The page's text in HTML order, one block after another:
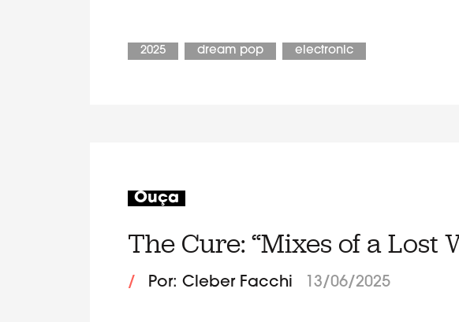
2025 dream pop electronic
Ouça
The Cure: “Mixes of a Lost
/ Por: Cleber Facchi 13/06/2025